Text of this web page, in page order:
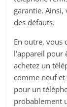
garantie. Ainsi,
des défauts.
En outre, vous
l’appareil pour
achetez un
comme neuf
pour un
probablement